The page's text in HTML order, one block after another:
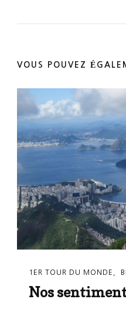
VOUS POUVEZ
1ER TOUR DU MONDE
Nos